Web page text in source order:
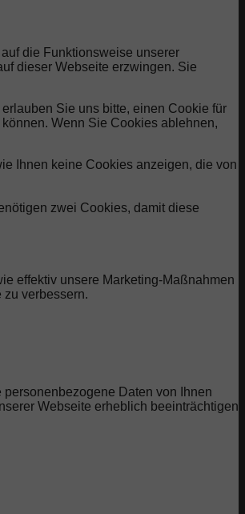
die Funktionsweise unserer
dieser Webseite erzwingen. Sie
Sie uns bitte, einen Cookie für
Wenn Sie Cookies ablehnen,
Ihnen keine Cookies anzeigen, die von
zwei Cookies, damit diese
effektiv unsere Marketing-Maßnahmen
verbessern.
Daten von Ihnen
Webseite erheblich beeinträchtigen